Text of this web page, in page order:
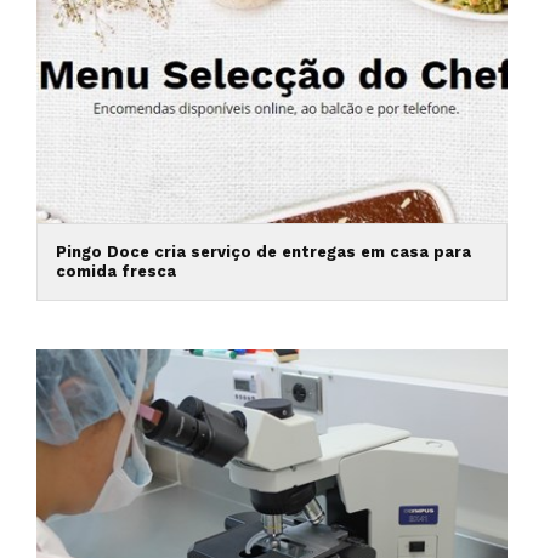
Pingo Doce cria serviço de entregas em casa para
comida fresca